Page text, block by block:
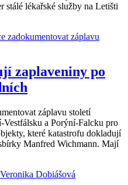
stálé lékařské služby na Letišti
zaplaveniny po
záplavu století
a Porýní-Falcku pro
které katastrofu dokladují
Manfred Wichmann. Mají